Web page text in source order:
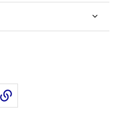
Linkedinsur Instagram